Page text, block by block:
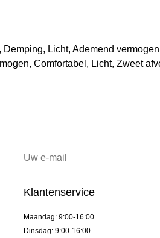
Licht, Ademend
Comfortabel, Licht, Zweet
Klantenservice
Maandag: 9:00-16:00
Dinsdag: 9:00-16:00